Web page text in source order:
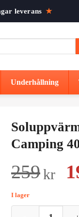
leverans ★
Underhållning
Camping
259kr
I lager